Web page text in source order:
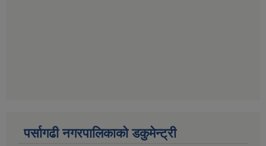
पर्सागढी नगरपालिकाको डकुमेन्ट्री